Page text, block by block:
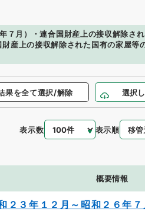
７月）・連合国財産上の接収解除さ
産上の接収解除された国有の家屋等
果を全て選択/解除 選択
表示数 表示順
概要情報
２３年１２月～昭和２６年